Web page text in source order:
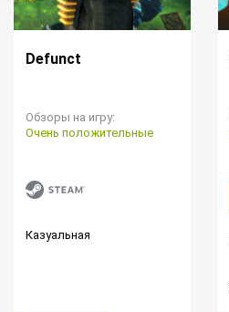
Defunct
Обзоры на игру:
Очень положительные
Казуальная